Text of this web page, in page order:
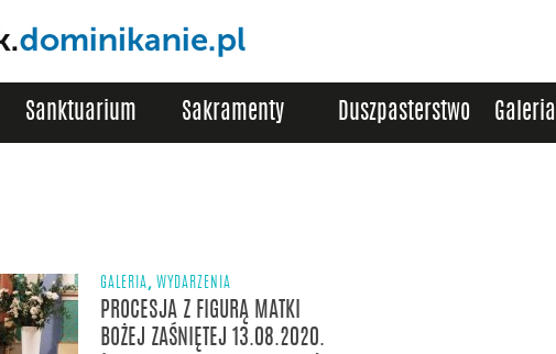
Sanktuarium Sakramenty Duszpasterstwo Galeria
GALERIA, WYDARZENIA
PROCESJA Z FIGURĄ MATKI
BOŻEJ ZAŚNIĘTEJ 13.08.2020.